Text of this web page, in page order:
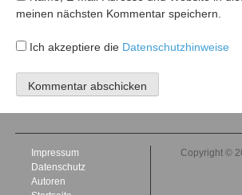
meinen nächsten Kommentar speichern.
Ich akzeptiere die Datenschutzhinweise
Impressum
Datenschutz
Autoren
Copyright ©